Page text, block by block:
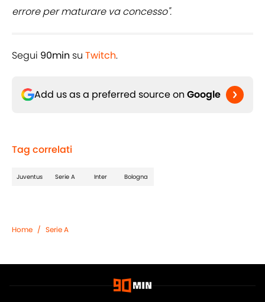
errore per maturare va concesso".
Segui 90min su Twitch.
Add us as a preferred source on Google
Tag correlati
Juventus Serie A Inter Bologna
Home / Serie A